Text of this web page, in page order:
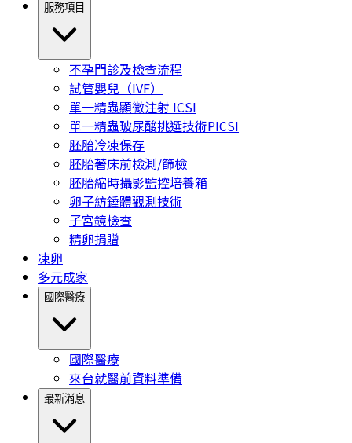
服務項目
不孕門診及檢查流程
試管嬰兒（IVF）
單一精蟲顯微注射 ICSI
單一精蟲玻尿酸挑選技術PICSI
胚胎冷凍保存
胚胎著床前檢測/篩檢
胚胎縮時攝影監控培養箱
卵子紡錘體觀測技術
子宮鏡檢查
精卵捐贈
凍卵
多元成家
國際醫療
國際醫療
來台就醫前資料準備
最新消息